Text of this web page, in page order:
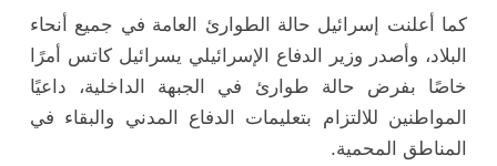
كما أعلنت إسرائيل حالة الطوارئ العامة في جميع أنحاء
البلاد، وأصدر وزير الدفاع الإسرائيلي يسرائيل كاتس أمرًا
خاصًا بفرض حالة طوارئ في الجبهة الداخلية، داعيًا
المواطنين للالتزام بتعليمات الدفاع المدني والبقاء في
المناطق المحمية.